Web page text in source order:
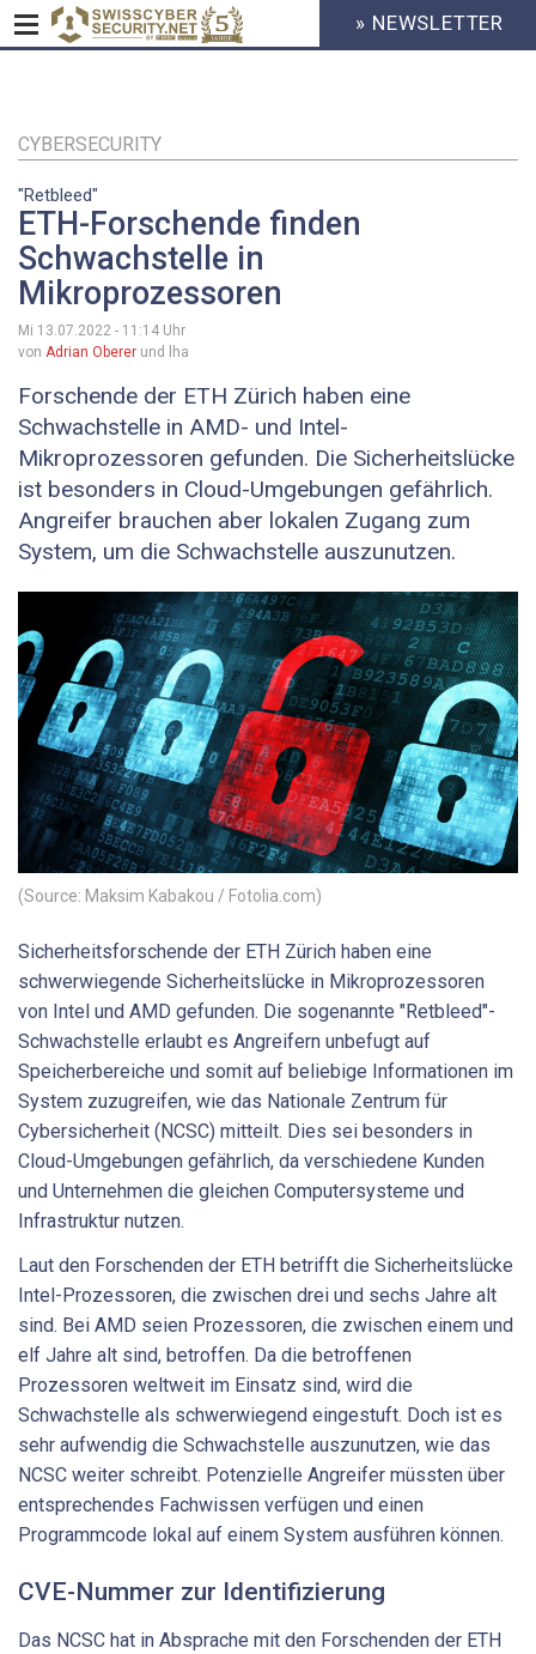
Inhalt
HEADER
MENU
» NEWSLETTER
CYBERSECURITY
"Retbleed"
ETH-Forschende finden
Schwachstelle in
Mikroprozessoren
Mi 13.07.2022 - 11:14 Uhr
von Adrian Oberer und lha
Forschende der ETH Zürich haben eine
Schwachstelle in AMD- und Intel-
Mikroprozessoren gefunden. Die Sicherheitslücke
ist besonders in Cloud-Umgebungen gefährlich.
Angreifer brauchen aber lokalen Zugang zum
System, um die Schwachstelle auszunutzen.
(Source: Maksim Kabakou / Fotolia.com)
Sicherheitsforschende der ETH Zürich haben eine
schwerwiegende Sicherheitslücke in Mikroprozessoren
von Intel und AMD gefunden. Die sogenannte "Retbleed"-
Schwachstelle erlaubt es Angreifern unbefugt auf
Speicherbereiche und somit auf beliebige Informationen im
System zuzugreifen, wie das Nationale Zentrum für
Cybersicherheit (NCSC) mitteilt. Dies sei besonders in
Cloud-Umgebungen gefährlich, da verschiedene Kunden
und Unternehmen die gleichen Computersysteme und
Infrastruktur nutzen.
Laut den Forschenden der ETH betrifft die Sicherheitslücke
Intel-Prozessoren, die zwischen drei und sechs Jahre alt
sind. Bei AMD seien Prozessoren, die zwischen einem und
elf Jahre alt sind, betroffen. Da die betroffenen
Prozessoren weltweit im Einsatz sind, wird die
Schwachstelle als schwerwiegend eingestuft. Doch ist es
sehr aufwendig die Schwachstelle auszunutzen, wie das
NCSC weiter schreibt. Potenzielle Angreifer müssten über
entsprechendes Fachwissen verfügen und einen
Programmcode lokal auf einem System ausführen können.
CVE-Nummer zur Identifizierung
Das NCSC hat in Absprache mit den Forschenden der ETH